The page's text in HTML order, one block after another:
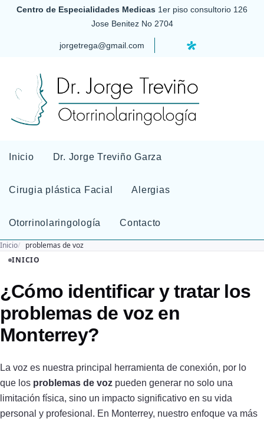
Centro de Especialidades Medicas 1er piso consultorio 126
Jose Benitez No 2704
jorgetrega@gmail.com
Inicio Dr. Jorge Treviño Garza
Cirugia plástica Facial Alergias
Otorrinolaringología Contacto
Inicio
problemas de voz
INICIO
¿Cómo identificar y tratar los
problemas de voz en
Monterrey?
La voz es nuestra principal herramienta de conexión, por lo
que los problemas de voz pueden generar no solo una
limitación física, sino un impacto significativo en su vida
personal y profesional. En Monterrey, nuestro enfoque va más